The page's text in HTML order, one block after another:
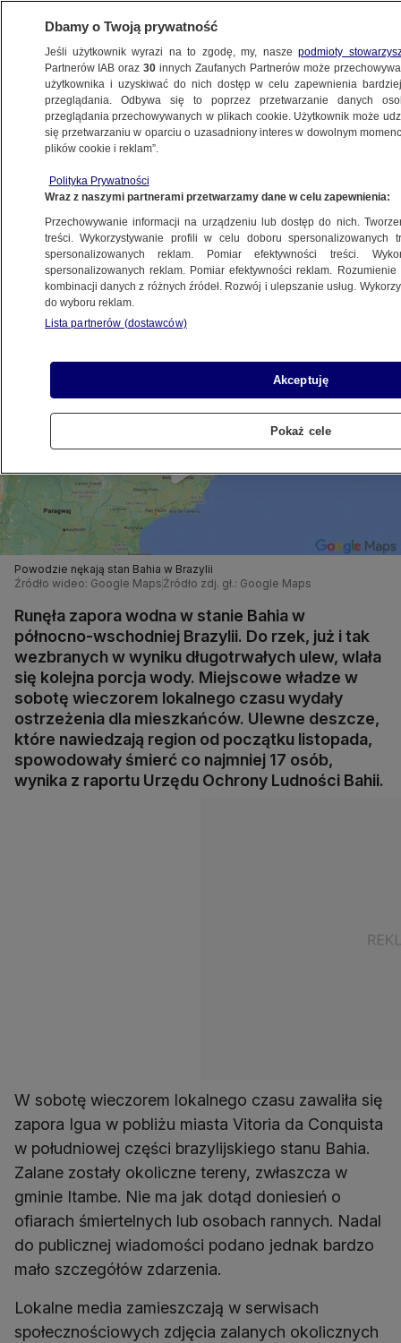
METEO
ŚWIAT
dniach ulew. "Mieszkańcy powinni się
pilnie ewakuować"
26.12.2021, 14:13
Udostępnij
Powodzie nękają stan Bahia w Brazylii
Źródło wideo: Google Maps Źródło zdj. gł.: Google Maps
Runęła zapora wodna w stanie Bahia w
północno-wschodniej Brazylii. Do rzek, już i tak
wezbranych w wyniku długotrwałych ulew, wlała
się kolejna porcja wody. Miejscowe władze w
sobotę wieczorem lokalnego czasu wydały
ostrzeżenia dla mieszkańców. Ulewne deszcze,
które nawiedzają region od początku listopada,
spowodowały śmierć co najmniej 17 osób,
wynika z raportu Urzędu Ochrony Ludności Bahii.
W sobotę wieczorem lokalnego czasu zawaliła się
zapora Igua w pobliżu miasta Vitoria da Conquista
w południowej części brazylijskiego stanu Bahia.
Zalane zostały okoliczne tereny, zwłaszcza w
gminie Itambe. Nie ma jak dotąd doniesień o
ofiarach śmiertelnych lub osobach rannych. Nadal
do publicznej wiadomości podano jednak bardzo
mało szczegółów zdarzenia.
Lokalne media zamieszczają w serwisach
społecznościowych zdjęcia zalanych okolicznych
Dbamy o Twoją prywatność
Jeśli użytkownik wyrazi na to zgodę, my, naszepodmioty
Partnerów IAB oraz30 innych Zaufanych Partnerów może
użytkownika i uzyskiwać do nich dostęp w celu zapewnienia
przeglądania. Odbywa się to poprzez przetwarzanie danych
przeglądania przechowywanych w plikach cookie. Użytkownik może
się przetwarzaniu w oparciu o uzasadniony interes w dowolnym
plików cookie i reklam”.
Polityka Prywatności
Wraz z naszymi partnerami przetwarzamy dane w celu zapewnienia:
Przechowywanie informacji na urządzeniu lub dostęp do nich.
treści. Wykorzystywanie profili w celu doboru spersonalizowanych
spersonalizowanych reklam. Pomiar efektywności treści.
spersonalizowanych reklam. Pomiar efektywności reklam.
kombinacji danych z różnych źródeł. Rozwój i ulepszanie usług.
do wyboru reklam.
Lista partnerów (dostawców)
Akceptuję
Pokaż cele